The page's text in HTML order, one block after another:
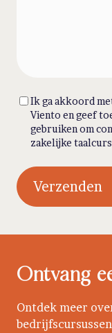
Consent(Required)
Ik ga akkoord
Viento en geef
gebruiken om
zakelijke
Ontvang
Ontdek meer